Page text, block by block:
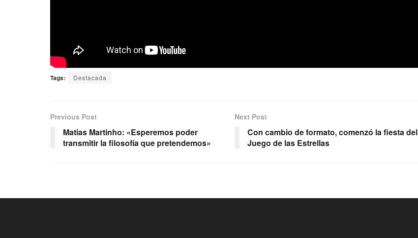
Tags: Destacada
Previous Post
Matias Martinho: «Esperemos poder
transmitir la filosofía que pretendemos»
Next Post
Con cambio de formato, comenzó la fiesta del
Juego de las Estrellas